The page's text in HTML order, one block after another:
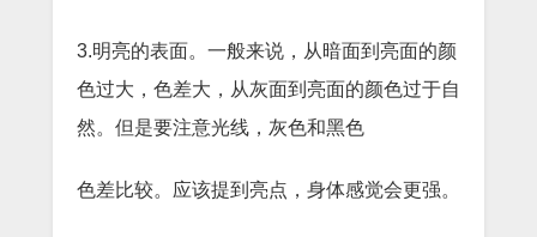
3.明亮的表面。一般来说，从暗面到亮面的颜
色过大，色差大，从灰面到亮面的颜色过于自
然。但是要注意光线，灰色和黑色
色差比较。应该提到亮点，身体感觉会更强。